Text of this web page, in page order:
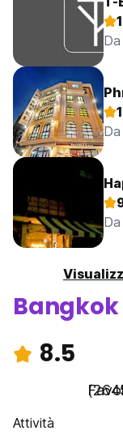
Bangkok
8.5
Attività